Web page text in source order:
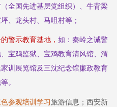
全国先进基层党组织 ）、牛背梁
、龙头村、 马咀村等；
警示教育基地， 如：秦岭之诫警
宝鸡监狱、宝鸡教育清风馆、渭
训展览馆及三沈纪念馆廉政教育
。
参观培训学习 旅游信息；西安新